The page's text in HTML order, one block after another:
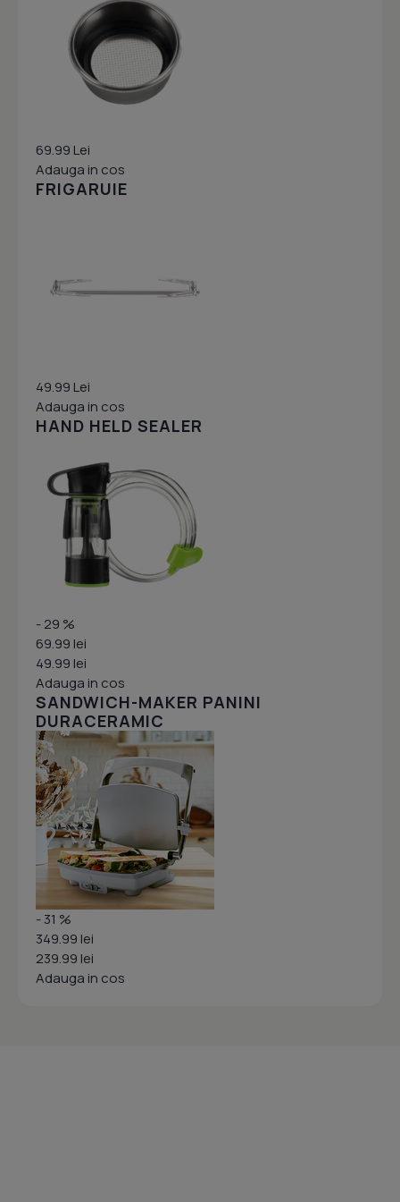
69.99 Lei
Adauga in cos
FRIGARUIE
49.99 Lei
Adauga in cos
HAND HELD SEALER
- 29 %
69.99 lei
49.99 lei
Adauga in cos
SANDWICH-MAKER PANINI
DURACERAMIC
- 31 %
349.99 lei
239.99 lei
Adauga in cos